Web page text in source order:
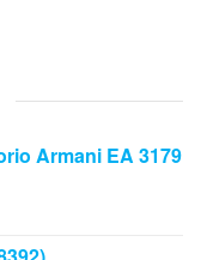
Armani EA 3179